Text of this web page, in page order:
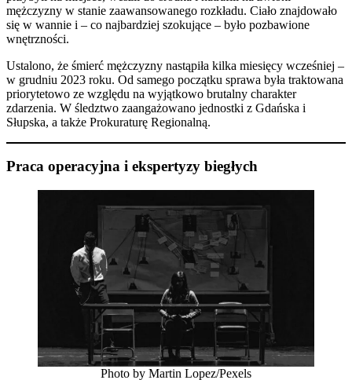
mężczyzny w stanie zaawansowanego rozkładu. Ciało znajdowało
się w wannie i – co najbardziej szokujące – było pozbawione
wnętrzności.
Ustalono, że śmierć mężczyzny nastąpiła kilka miesięcy wcześniej –
w grudniu 2023 roku. Od samego początku sprawa była traktowana
priorytetowo ze względu na wyjątkowo brutalny charakter
zdarzenia. W śledztwo zaangażowano jednostki z Gdańska i
Słupska, a także Prokuraturę Regionalną.
Praca operacyjna i ekspertyzy biegłych
Photo by Martin Lopez/Pexels